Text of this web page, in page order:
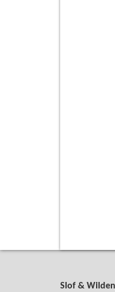
Slof &